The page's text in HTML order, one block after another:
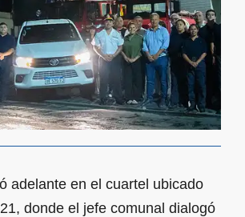
adelante en el cuartel ubicado
donde el jefe comunal dialogó